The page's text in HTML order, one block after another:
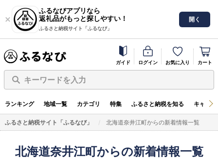
ふるなびアプリなら
返礼品がもっと探しやすい！
ふるさと納税サイト「ふるなび」
開く
ガイド ログイン お気に入り カート
キーワードを入力
ランキング 地域一覧 カテゴリ 特集 ふるさと納税を知る キャン
ふるさと納税サイト「ふるなび」 北海道奈井江町からの新着情報一覧
北海道奈井江町からの新着情報一覧